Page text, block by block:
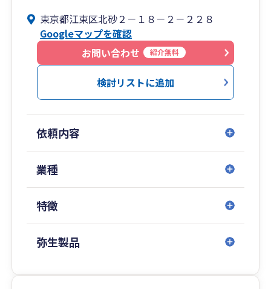
東京都江東区北砂２－１８－２－２２８
Googleマップを確認
お問い合わせ
紹介無料
検討リストに追加
依頼内容
業種
特徴
弥生製品